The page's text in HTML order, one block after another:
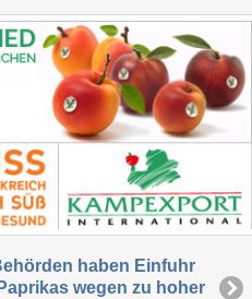
haben Einfuhr
wegen zu hoher